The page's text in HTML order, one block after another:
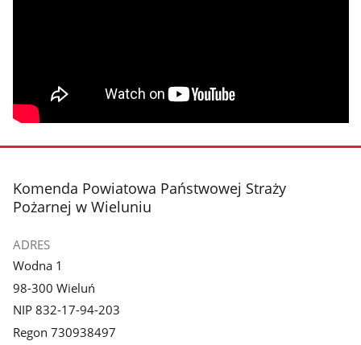
stopka
Komenda Powiatowa Państwowej Straży
Pożarnej w Wieluniu
ADRES
Wodna 1
98-300 Wieluń
NIP 832-17-94-203
Regon 730938497